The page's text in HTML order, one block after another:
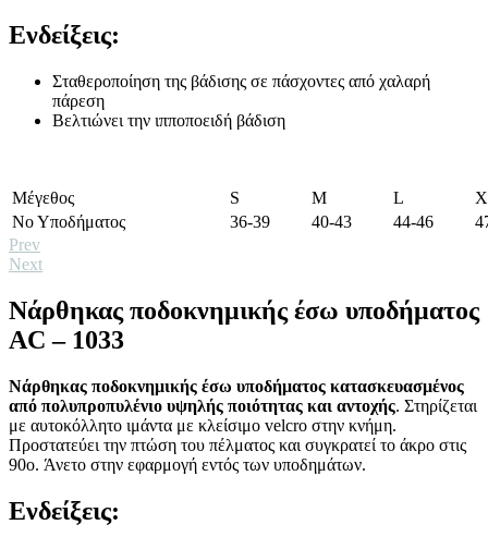
Ενδείξεις:
Σταθεροποίηση της βάδισης σε πάσχοντες από χαλαρή
πάρεση
Βελτιώνει την ιπποποειδή βάδιση
Μέγεθος S M L
Νο Υποδήματος
36-39 40-43 44-46
Prev
Next
Νάρθηκας ποδοκνημικής έσω υποδήματος
AC – 1033
Νάρθηκας ποδοκνημικής έσω υποδήματος κατασκευασμένος
από πολυπροπυλένιο υψηλής ποιότητας και αντοχής. Στηρίζεται
με αυτοκόλλητο ιμάντα με κλείσιμο velcro στην κνήμη.
Προστατεύει την πτώση του πέλματος και συγκρατεί το άκρο στις
90o. Άνετο στην εφαρμογή εντός των υποδημάτων.
Ενδείξεις: